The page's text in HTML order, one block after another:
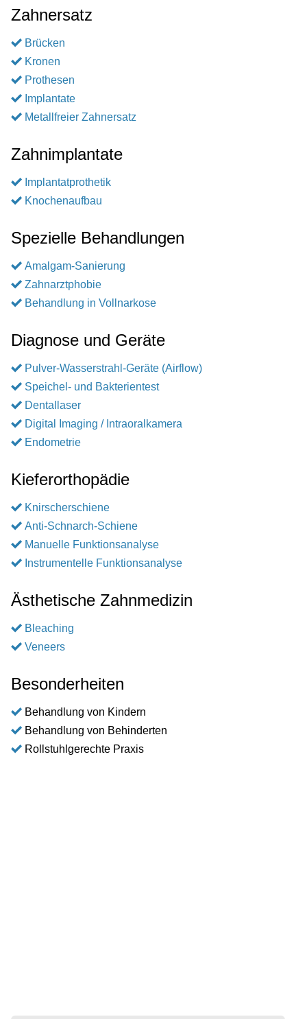
Zahnersatz
Brücken
Kronen
Prothesen
Implantate
Metallfreier Zahnersatz
Zahnimplantate
Implantatprothetik
Knochenaufbau
Spezielle Behandlungen
Amalgam-Sanierung
Zahnarztphobie
Behandlung in Vollnarkose
Diagnose und Geräte
Pulver-Wasserstrahl-Geräte (Airflow)
Speichel- und Bakterientest
Dentallaser
Digital Imaging / Intraoralkamera
Endometrie
Kieferorthopädie
Knirscherschiene
Anti-Schnarch-Schiene
Manuelle Funktionsanalyse
Instrumentelle Funktionsanalyse
Ästhetische Zahnmedizin
Bleaching
Veneers
Besonderheiten
Behandlung von Kindern
Behandlung von Behinderten
Rollstuhlgerechte Praxis